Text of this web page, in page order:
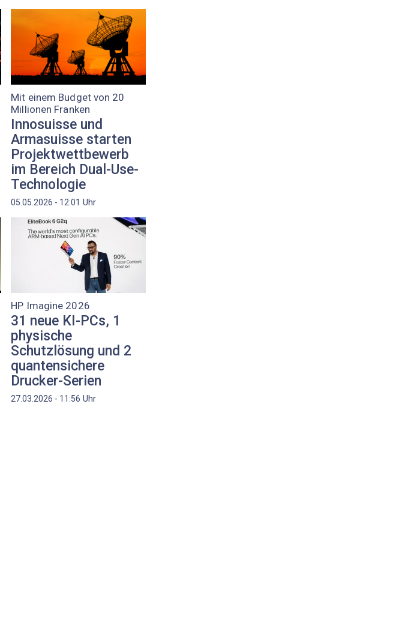
Mit einem Budget von 20
Millionen Franken
Innosuisse und
Armasuisse starten
Projektwettbewerb
im Bereich Dual-Use-
Technologie
05.05.2026 - 12:01 Uhr
HP Imagine 2026
31 neue KI-PCs, 1
physische
Schutzlösung und 2
quantensichere
Drucker-Serien
27.03.2026 - 11:56 Uhr